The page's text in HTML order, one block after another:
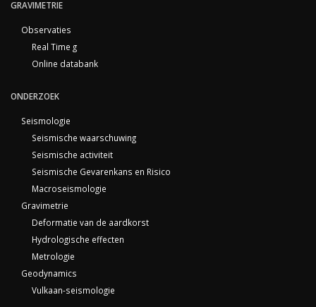
GRAVIMETRIE
Observaties
Real Time g
Online databank
ONDERZOEK
Seismologie
Seismische waarschuwing
Seismische activiteit
Seismische Gevarenkans en Risico
Macroseismologie
Gravimetrie
Deformatie van de aardkorst
Hydrologische effecten
Metrologie
Geodynamics
Vulkaan-seismologie